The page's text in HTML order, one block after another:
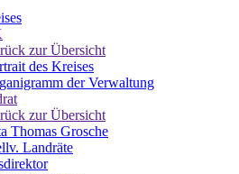
zur Übersicht
des Kreises
der Verwaltung
zur Übersicht
Thomas Grosche
Landräte